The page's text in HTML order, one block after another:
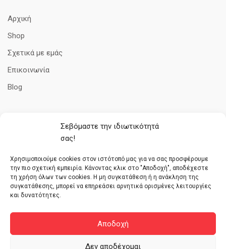
Σεβόμαστε την ιδιωτικότητά
σας!
Χρησιμοποιούμε cookies στον ιστότοπό μας για να σας προσφέρουμε
την πιο σχετική εμπειρία. Κάνοντας κλικ στο "Αποδοχή", αποδέχεστε
τη χρήση όλων των cookies. Η μη συγκατάθεση ή η ανάκληση της
συγκατάθεσης, μπορεί να επηρεάσει αρνητικά ορισμένες λειτουργίες
και δυνατότητες.
Αποδοχή
Δεν αποδέχομαι
Αρχική
Shop
Σχετικά με εμάς
Επικοινωνία
Blog
Πολιτική cookies
Τρόποι Πληρωμής
Επιστροφές – Αλλαγές – Ακυρώσεις